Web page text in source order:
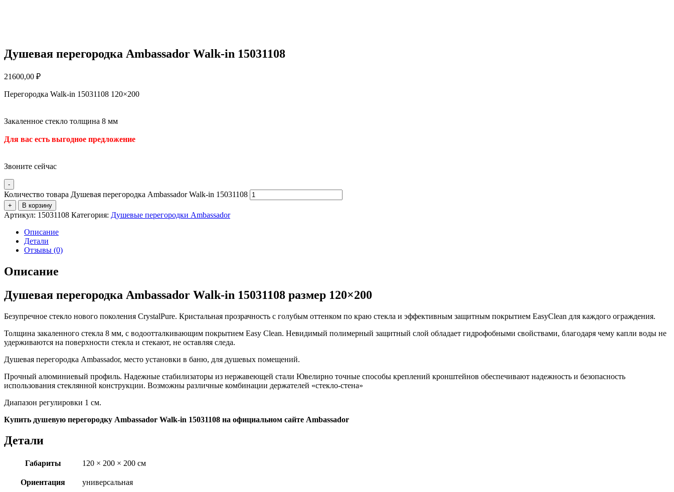
Душевая перегородка Ambassador Walk-in 15031108
21600,00 ₽
Перегородка Walk-in 15031108 120×200
Закаленное стекло толщина 8 мм
Для вас есть выгодное предложение
Звоните сейчас
-
Количество товара Душевая перегородка Ambassador Walk-in 15031108
+ В корзину
Артикул: 15031108 Категория: Душевые перегородки Ambassador
Описание
Детали
Отзывы (0)
Описание
Душевая перегородка Ambassador Walk-in 15031108 размер 120×200
Безупречное стекло нового поколения CrystalPure. Кристальная прозрачность с голубым оттенком по краю стекла и эффективным защитным покрытием EasyClean для каждого ограждения.
Толщина закаленного стекла 8 мм, с водоотталкивающим покрытием Easy Clean. Невидимый полимерный защитный слой обладает гидрофобными свойствами, благодаря чему капли воды не
удерживаются на поверхности стекла и стекают, не оставляя следа.
Душевая перегородка Ambassador, место установки в баню, для душевых помещений.
Прочный алюминиевый профиль. Надежные стабилизаторы из нержавеющей стали Ювелирно точные способы креплений кронштейнов обеспечивают надежность и безопасность
использования стеклянной конструкции. Возможны различные комбинации держателей «стекло-стена»
Диапазон регулировки 1 см.
Купить душевую перегородку Ambassador Walk-in 15031108 на официальном сайте Ambassador
Детали
Габариты 120 × 200 × 200 см
Ориентация универсальная